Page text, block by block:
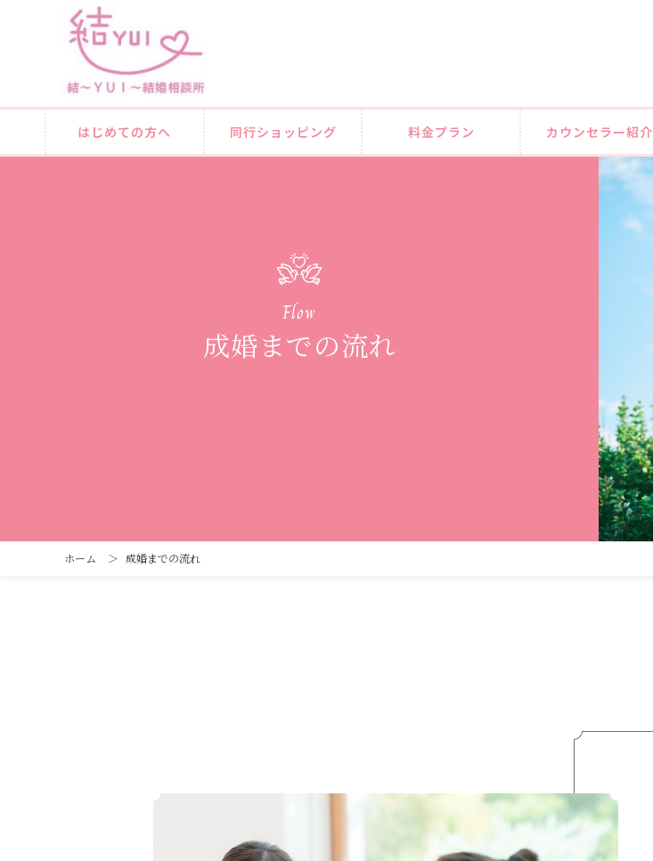
はじめての方へ 同行ショッピング 料金プラン カウンセラー紹介
Flow
成婚までの流れ
ホーム ＞ 成婚までの流れ